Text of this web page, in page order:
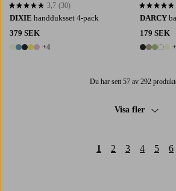
DIXIE handduksset 4-pack
379 SEK
9 färger
+4
3,7 baserat på 30 st betyg
3,7 (30)
DARCY
179 SEK
11 färger
4,7 baserat
Du har sett 57 av 292
Visa fler
1 2 3 4 5 6